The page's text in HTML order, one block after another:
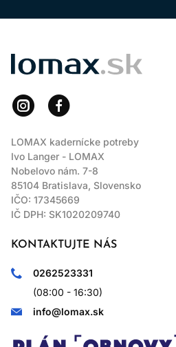
LOMAX
LOMAX kadernícke potreby
Ivo Langer - LOMAX
Nobelovo nám. 7-8
85104 Bratislava, Slovensko
IČO: 17345669
IČ DPH: SK1020209740
KONTAKTUJTE NÁS
0262523331
(08:00 - 16:30)
info@lomax.sk